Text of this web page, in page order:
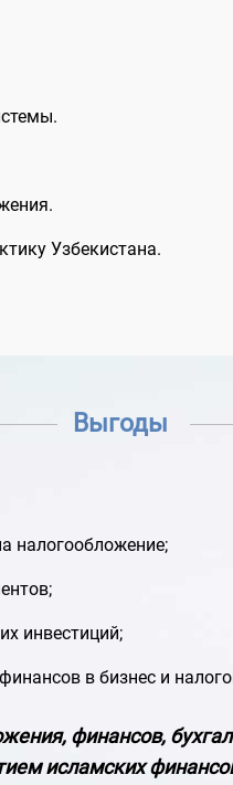
Узбекистана.
Выгоды
налогообложение;
инвестиций;
в бизнес и
финансов,
исламских